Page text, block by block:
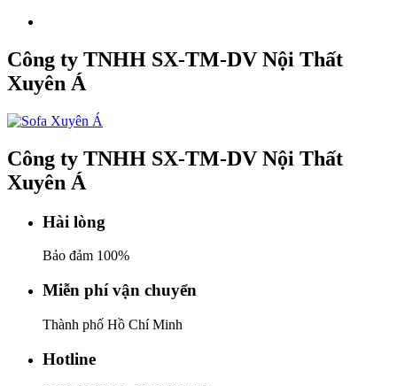
Công ty TNHH SX-TM-DV Nội Thất
Xuyên Á
Công ty TNHH SX-TM-DV Nội Thất
Xuyên Á
Hài lòng
Bảo đảm 100%
Miễn phí vận chuyển
Thành phố Hồ Chí Minh
Hotline